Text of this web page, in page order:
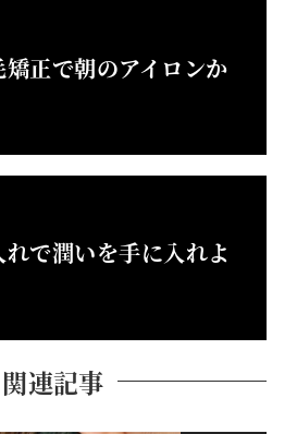
正で朝のアイロンか
れで潤いを手に入れよ
関連記事